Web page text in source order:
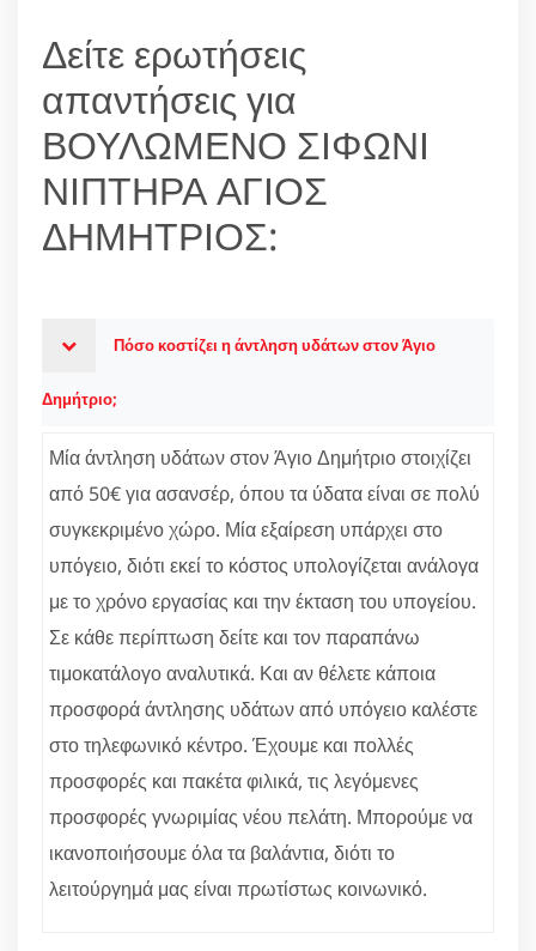
Δείτε ερωτήσεις
απαντήσεις για
ΒΟΥΛΩΜΕΝΟ ΣΙΦΩΝΙ
ΝΙΠΤΗΡΑ ΑΓΙΟΣ
ΔΗΜΗΤΡΙΟΣ:
Πόσο κοστίζει η άντληση υδάτων στον Άγιο
Δημήτριο;
Μία άντληση υδάτων στον Άγιο Δημήτριο στοιχίζει
από 50€ για ασανσέρ, όπου τα ύδατα είναι σε πολύ
συγκεκριμένο χώρο. Μία εξαίρεση υπάρχει στο
υπόγειο, διότι εκεί το κόστος υπολογίζεται ανάλογα
με το χρόνο εργασίας και την έκταση του υπογείου.
Σε κάθε περίπτωση δείτε και τον παραπάνω
τιμοκατάλογο αναλυτικά. Και αν θέλετε κάποια
προσφορά άντλησης υδάτων από υπόγειο καλέστε
στο τηλεφωνικό κέντρο. Έχουμε και πολλές
προσφορές και πακέτα φιλικά, τις λεγόμενες
προσφορές γνωριμίας νέου πελάτη. Μπορούμε να
ικανοποιήσουμε όλα τα βαλάντια, διότι το
λειτούργημά μας είναι πρωτίστως κοινωνικό.